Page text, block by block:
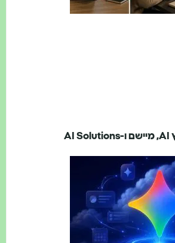
מה ההבדל בין יועץ AI, מיישם ו-AI Solutions